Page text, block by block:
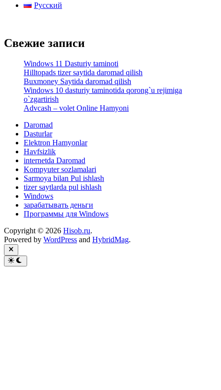
Русский
Свежие записи
Windows 11 Dasturiy taminoti
Hilltopads tizer saytida daromad qilish
Buxmoney Saytida daromad qilish
Windows 10 dasturiy taminotida qorong`u rejimiga
o`zgartirish
Advcash – volet Online Hamyoni
Daromad
Dasturlar
Elektron Hamyonlar
Havfsizlik
internetda Daromad
Kompyuter sozlamalari
Sarmoya bilan Pul ishlash
tizer saytlarda pul ishlash
Windows
зарабатывать деньги
Программы для Windows
Copyright © 2026 Hisob.ru.
Powered by WordPress and HybridMag.
Close
Switch
to